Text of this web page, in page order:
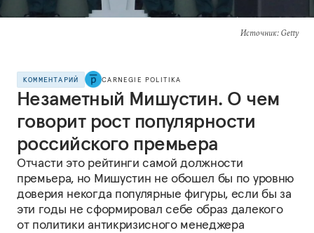
Источник: Getty
КОММЕНТАРИЙ CARNEGIE POLITIKA
Незаметный Мишустин. О чем
говорит рост популярности
российского премьера
Отчасти это рейтинги самой должности
премьера, но Мишустин не обошел бы по уровню
доверия некогда популярные фигуры, если бы за
эти годы не сформировал себе образ далекого
от политики антикризисного менеджера